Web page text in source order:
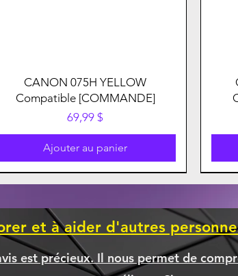
CANON 075H YELLOW
Compatible [COMMANDE]
Prix
69,99 $
Ajouter au panier
et à aider d'autres
est précieux. Il nous permet de